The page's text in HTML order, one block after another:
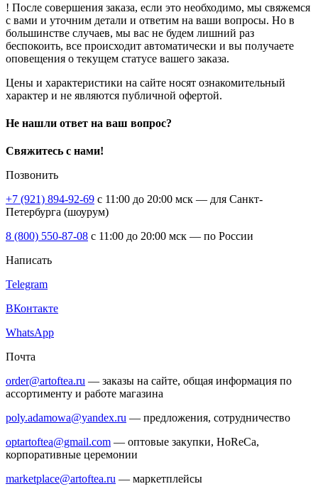
! После совершения заказа, если это необходимо, мы свяжемся
с вами и уточним детали и ответим на ваши вопросы. Но в
большинстве случаев, мы вас не будем лишний раз
беспокоить, все происходит автоматически и вы получаете
оповещения о текущем статусе вашего заказа.
Цены и характеристики на сайте носят ознакомительный
характер и не являются публичной офертой.
Не нашли ответ на ваш вопрос?
Свяжитесь с нами!
Позвонить
+7 (921) 894-92-69 c 11:00 до 20:00 мск — для Санкт-
Петербурга (шоурум)
8 (800) 550-87-08 c 11:00 до 20:00 мск — по России
Написать
Telegram
ВКонтакте
WhatsApp
Почта
order@artoftea.ru — заказы на сайте, общая информация по
ассортименту и работе магазина
poly.adamowa@yandex.ru — предложения, сотрудничество
optartoftea@gmail.com — оптовые закупки, HoReCa,
корпоративные церемонии
marketplace@artoftea.ru — маркетплейсы